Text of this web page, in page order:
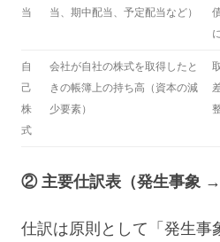
当
当、期中配当、予定配当など）
自
己
株
式
会社が自社の株式を取得したと
きの帳簿上の持ち高（資本の減
少要素）
② 主要仕訳表（発生事象 →
仕訳は原則として「発生事